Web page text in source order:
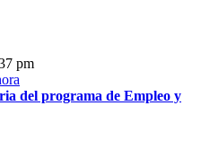
pm
del programa de Empleo y